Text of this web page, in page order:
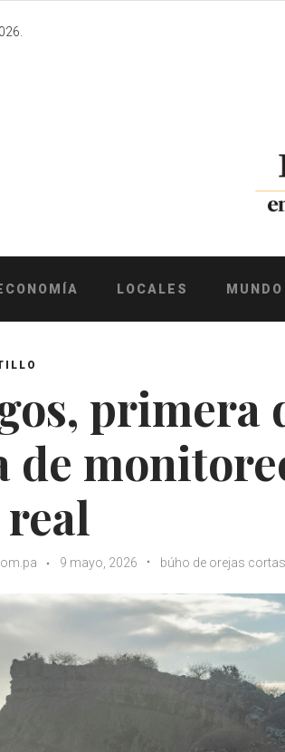
LOCALES MUNDO
primera
de
9 mayo, 2026 búho de orejas cortas